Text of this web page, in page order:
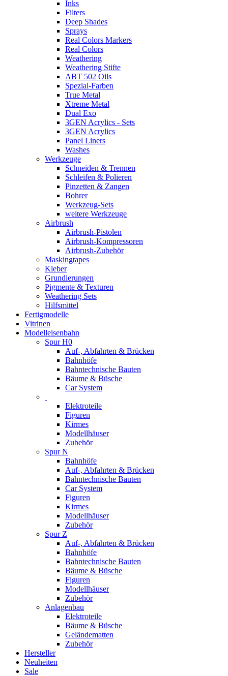
Inks
Filters
Deep Shades
Sprays
Real Colors Markers
Real Colors
Weathering
Weathering Stifte
ABT 502 Oils
Spezial-Farben
True Metal
Xtreme Metal
Dual Exo
3GEN Acrylics - Sets
3GEN Acrylics
Panel Liners
Washes
Werkzeuge
Schneiden & Trennen
Schleifen & Polieren
Pinzetten & Zangen
Bohrer
Werkzeug-Sets
weitere Werkzeuge
Airbrush
Airbrush-Pistolen
Airbrush-Kompressoren
Airbrush-Zubehör
Maskingtapes
Kleber
Grundierungen
Pigmente & Texturen
Weathering Sets
Hilfsmittel
Fertigmodelle
Vitrinen
Modelleisenbahn
Spur H0
Auf-, Abfahrten & Brücken
Bahnhöfe
Bahntechnische Bauten
Bäume & Büsche
Car System
Elektroteile
Figuren
Kirmes
Modellhäuser
Zubehör
Spur N
Bahnhöfe
Auf-, Abfahrten & Brücken
Bahntechnische Bauten
Car System
Figuren
Kirmes
Modellhäuser
Zubehör
Spur Z
Auf-, Abfahrten & Brücken
Bahnhöfe
Bahntechnische Bauten
Bäume & Büsche
Figuren
Modellhäuser
Zubehör
Anlagenbau
Elektroteile
Bäume & Büsche
Geländematten
Zubehör
Hersteller
Neuheiten
Sale